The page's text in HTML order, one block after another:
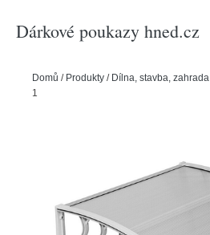
Dárkové poukazy hned.cz
Domů / Produkty / Dílna, stavba, zahrada
100 x 150 cm